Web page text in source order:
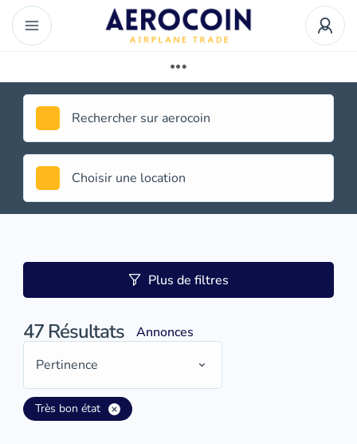
Plus de filtres
47 Résultats
Annonces
Pertinence
Très bon état